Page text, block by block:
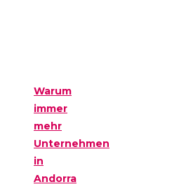
Warum
immer
mehr
Unternehmen
in
Andorra